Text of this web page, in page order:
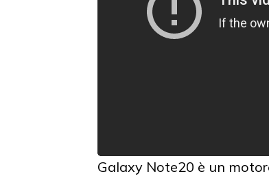
Galaxy Note20 è un